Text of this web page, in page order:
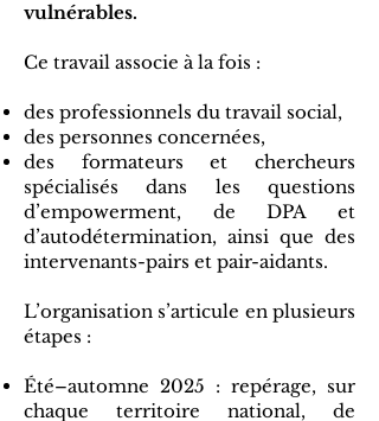
vulnérables.
Ce travail associe à la fois :
des professionnels du travail social,
des personnes concernées,
des formateurs et chercheurs
spécialisés dans les questions
d’empowerment, de DPA et
d’autodétermination, ainsi que des
intervenants-pairs et pair-aidants.
L’organisation s’articule en plusieurs
étapes :
Été–automne 2025 : repérage, sur
chaque territoire national, de